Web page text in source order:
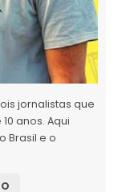
jornalistas que
anos. Aqui
Brasil e o